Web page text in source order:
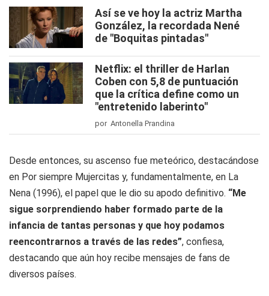
Así se ve hoy la actriz Martha
González, la recordada Nené
de "Boquitas pintadas"
Netflix: el thriller de Harlan
Coben con 5,8 de puntuación
que la crítica define como un
"entretenido laberinto"
por Antonella Prandina
Desde entonces, su ascenso fue meteórico, destacándose
en Por siempre Mujercitas y, fundamentalmente, en La
Nena (1996), el papel que le dio su apodo definitivo. “Me
sigue sorprendiendo haber formado parte de la
infancia de tantas personas y que hoy podamos
reencontrarnos a través de las redes”, confiesa,
destacando que aún hoy recibe mensajes de fans de
diversos países.